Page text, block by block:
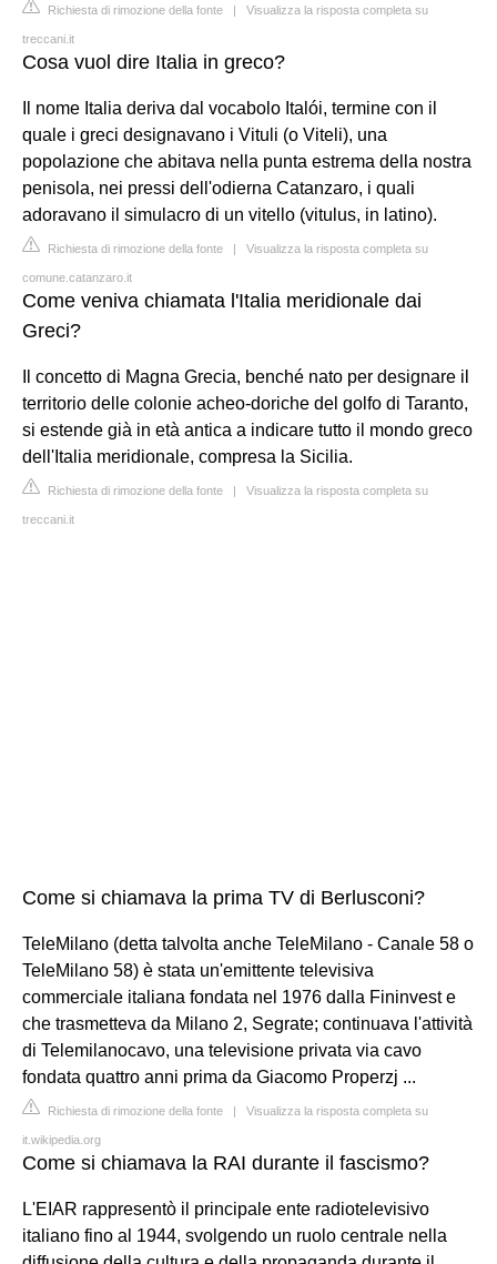
Richiesta di rimozione della fonte | Visualizza la risposta completa su
treccani.it
Cosa vuol dire Italia in greco?
Il nome Italia deriva dal vocabolo Italói, termine con il
quale i greci designavano i Vituli (o Viteli), una
popolazione che abitava nella punta estrema della nostra
penisola, nei pressi dell'odierna Catanzaro, i quali
adoravano il simulacro di un vitello (vitulus, in latino).
Richiesta di rimozione della fonte | Visualizza la risposta completa su
comune.catanzaro.it
Come veniva chiamata l'Italia meridionale dai
Greci?
Il concetto di Magna Grecia, benché nato per designare il
territorio delle colonie acheo-doriche del golfo di Taranto,
si estende già in età antica a indicare tutto il mondo greco
dell'Italia meridionale, compresa la Sicilia.
Richiesta di rimozione della fonte | Visualizza la risposta completa su
treccani.it
Come si chiamava la prima TV di Berlusconi?
TeleMilano (detta talvolta anche TeleMilano - Canale 58 o
TeleMilano 58) è stata un'emittente televisiva
commerciale italiana fondata nel 1976 dalla Fininvest e
che trasmetteva da Milano 2, Segrate; continuava l'attività
di Telemilanocavo, una televisione privata via cavo
fondata quattro anni prima da Giacomo Properzj ...
Richiesta di rimozione della fonte | Visualizza la risposta completa su
it.wikipedia.org
Come si chiamava la RAI durante il fascismo?
L'EIAR rappresentò il principale ente radiotelevisivo
italiano fino al 1944, svolgendo un ruolo centrale nella